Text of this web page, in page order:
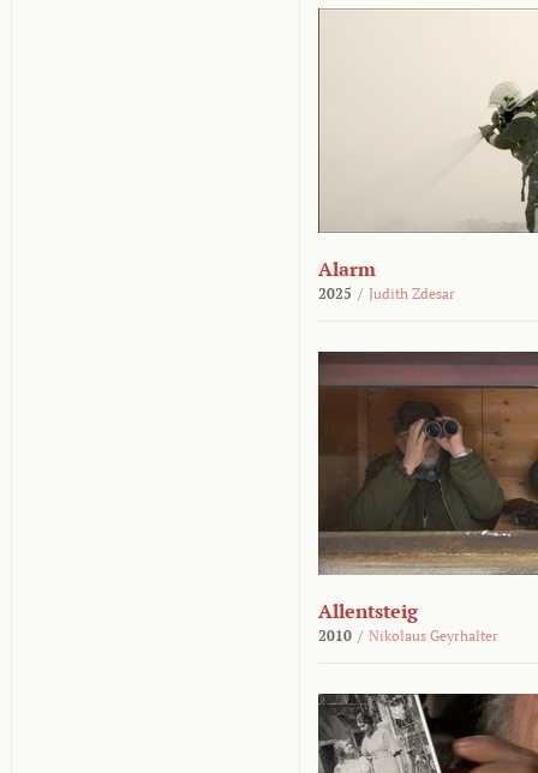
Alarm
2025 / Judith Zdesar
Allentsteig
2010 / Nikolaus Geyrhalter